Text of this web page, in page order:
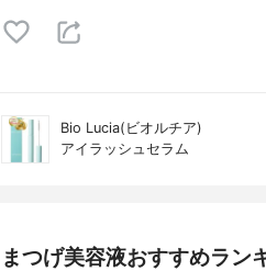
Bio Lucia(ビオルチア)
アイラッシュセラム
まつげ美容液おすすめラン